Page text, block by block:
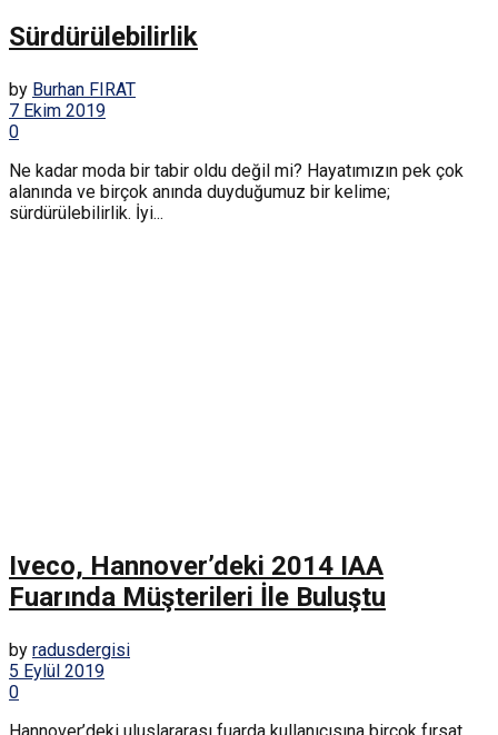
Sürdürülebilirlik
by Burhan FIRAT
7 Ekim 2019
0
Ne kadar moda bir tabir oldu değil mi? Hayatımızın pek çok
alanında ve birçok anında duyduğumuz bir kelime;
sürdürülebilirlik. İyi...
Iveco, Hannover’deki 2014 IAA
Fuarında Müşterileri İle Buluştu
by radusdergisi
5 Eylül 2019
0